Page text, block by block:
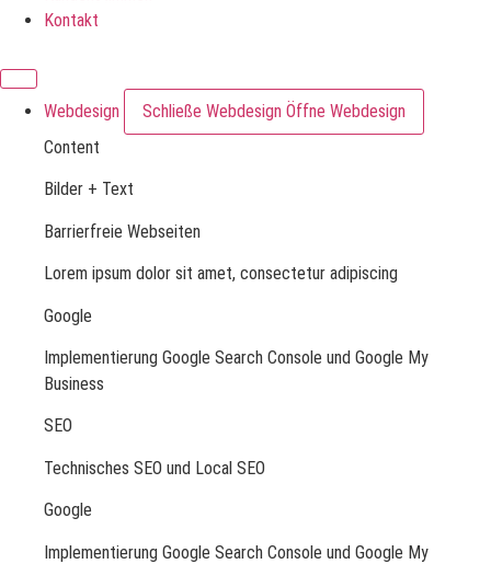
Kontakt
Webdesign Schließe Webdesign Öffne Webdesign
Content
Bilder + Text
Barrierfreie Webseiten
Lorem ipsum dolor sit amet, consectetur adipiscing
Google
Implementierung Google Search Console und Google My
Business
SEO
Technisches SEO und Local SEO
Google
Implementierung Google Search Console und Google My